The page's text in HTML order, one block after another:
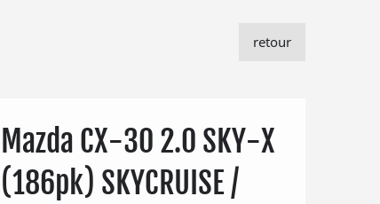
retour
Mazda CX-30 2.0 SKY-X
(186pk) SKYCRUISE /